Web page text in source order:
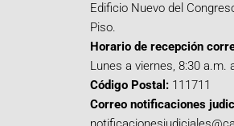
Edificio Nuevo del
Piso.
Horario de recepción
Lunes a viernes, 8:30 a.m.
Código Postal: 111711
Correo notificaciones